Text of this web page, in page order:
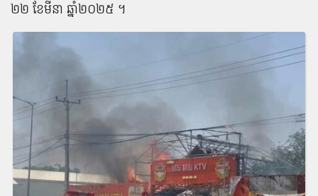
២២ ខែមីនា ឆ្នាំ​២០២៥ ​។